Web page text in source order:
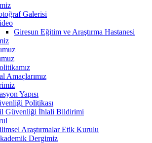
Galerisi
Giresun Eğitim ve Araştırma Hastanesi
Amaçlarımız
Yapısı
Politikası
Güvenliği İhlali Bildirimi
Araştırmalar Etik Kurulu
Dergimiz